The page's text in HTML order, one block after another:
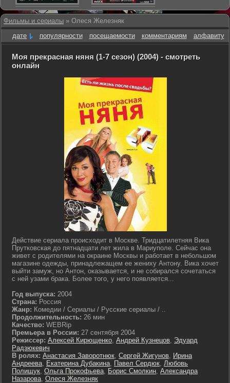
Фильмы и сериалы » Олеся Железняк
дате
популярности посещаемости комментариям алфавиту
Моя прекрасная няня (1-7 сезон) (2004) - смотреть
онлайн
Действие сериала происходит в Москве. Тридцатилетняя Вика
Прутковская до пятнадцати лет жила в Мариуполе. Сейчас она
живет с родителями на окраине Москвы и работает в небольшом
магазине одежды, принадлежащем ее жениху Антону. Вика хочет
выйти замуж, но Антон, оказывается, и не собирался сочетаться
с ней узами брака. Более того, у него появляется...
Год выпуска: 2004
Страна: Россия
Жанр: Комедии / Сериалы / Русские сериалы / ..
Продолжительность: 26 мин
Качество: WEBRip
Премьера в России: 27 сентября 2004
Режиссер: Алексей Кирющенко, Андрей Кузнецов, Эдуард
Радзюкевич
В ролях: Анастасия Заворотнюк, Сергей Жигунов, Ирина
Андреева, Екатерина Дубакина, Павел Сердюк, Любовь
Полищук, Ольга Прокофьева, Борис Смолкин, Александра
Назарова, Олеся Железняк